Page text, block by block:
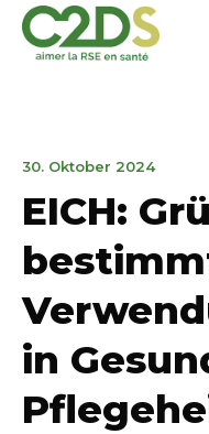
Zum
Inhalt
springen
30. Oktober 202421.
2024
EICH:
in